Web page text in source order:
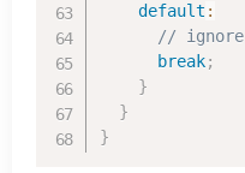
default :
// ignore
break;
}
}
}